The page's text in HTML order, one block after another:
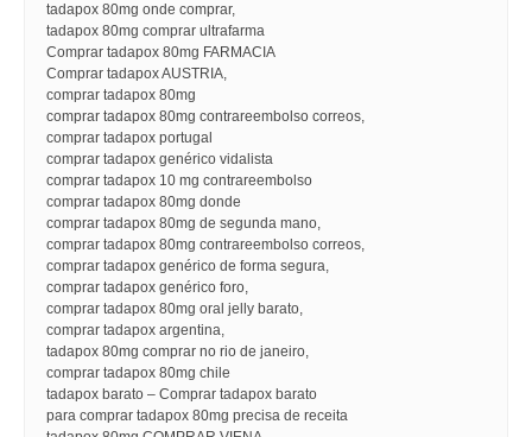
tadapox 80mg onde comprar,
tadapox 80mg comprar ultrafarma
Comprar tadapox 80mg FARMACIA
Comprar tadapox AUSTRIA,
comprar tadapox 80mg
comprar tadapox 80mg contrareembolso correos,
comprar tadapox portugal
comprar tadapox genérico vidalista
comprar tadapox 10 mg contrareembolso
comprar tadapox 80mg donde
comprar tadapox 80mg de segunda mano,
comprar tadapox 80mg contrareembolso correos,
comprar tadapox genérico de forma segura,
comprar tadapox genérico foro,
comprar tadapox 80mg oral jelly barato,
comprar tadapox argentina,
tadapox 80mg comprar no rio de janeiro,
comprar tadapox 80mg chile
tadapox barato – Comprar tadapox barato
para comprar tadapox 80mg precisa de receita